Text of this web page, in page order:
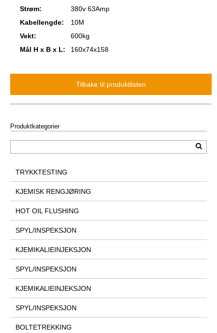
Strøm:
380v 63Amp
Kabellengde:
10M
Vekt:
600kg
Mål H x B x L:
160x74x158
Produktkategorier
TRYKKTESTING
KJEMISK RENGJØRING
HOT OIL FLUSHING
SPYL/INSPEKSJON
KJEMIKALIEINJEKSJON
SPYL/INSPEKSJON
KJEMIKALIEINJEKSJON
SPYL/INSPEKSJON
BOLTETREKKING